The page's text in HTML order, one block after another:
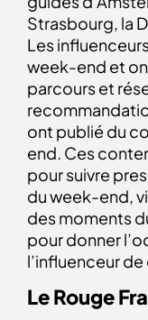
Strasbourg, la
Les
week-end et
parcours et
ont publié du
end. Ces
pour suivre
du week-end,
des moments
pour donner
l’influenceur
Le Rouge